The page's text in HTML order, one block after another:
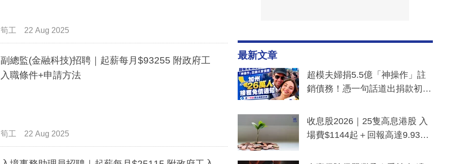
筍工 22 Aug 2025
副總監(金融科技)招聘｜起薪每月$93255 附政府工
入職條件+申請方法
筍工 22 Aug 2025
最新文章
超模夫婦捐5.5億「神操作」註
銷債務！憑一句話道出捐款初
一度被誤當詐騙手段
收息股2026｜25隻高息港股 入
場費$1144起＋回報高達9.93